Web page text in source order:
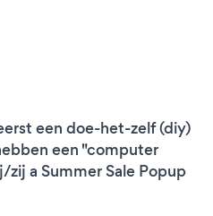
een doe-het-zelf (diy)
een "computer
a Summer Sale Popup